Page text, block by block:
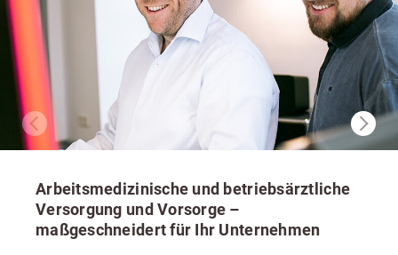
Arbeitsmedizinische und betriebsärztliche
Versorgung und Vorsorge –
maßgeschneidert für Ihr Unternehmen